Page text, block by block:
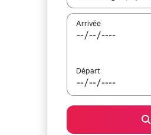
Arrivée
Départ